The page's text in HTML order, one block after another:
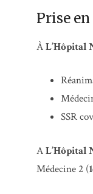
Prise
ÀL’Hôpital
SSR
AL’Hôpital
Médecine 2 (